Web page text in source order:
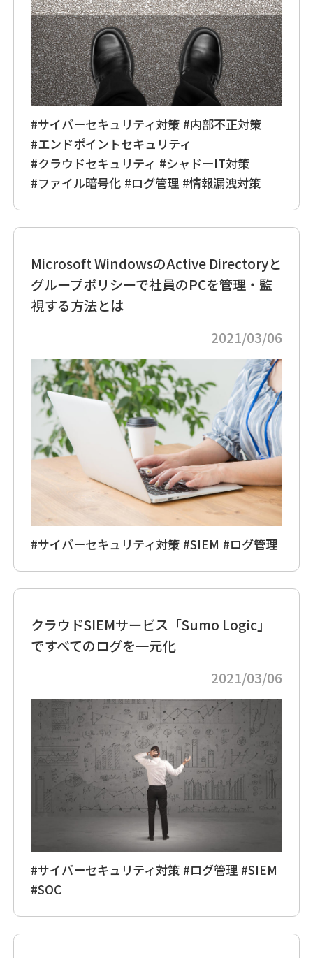
#サイバーセキュリティ対策 #内部不正対策
#エンドポイントセキュリティ
#クラウドセキュリティ #シャドーIT対策
#ファイル暗号化 #ログ管理 #情報漏洩対策
Microsoft WindowsのActive Directoryと
グループポリシーで社員のPCを管理・監
視する方法とは
2021/03/06
#サイバーセキュリティ対策 #SIEM #ログ管理
クラウドSIEMサービス「Sumo Logic」
ですべてのログを一元化
2021/03/06
#サイバーセキュリティ対策 #ログ管理 #SIEM
#SOC